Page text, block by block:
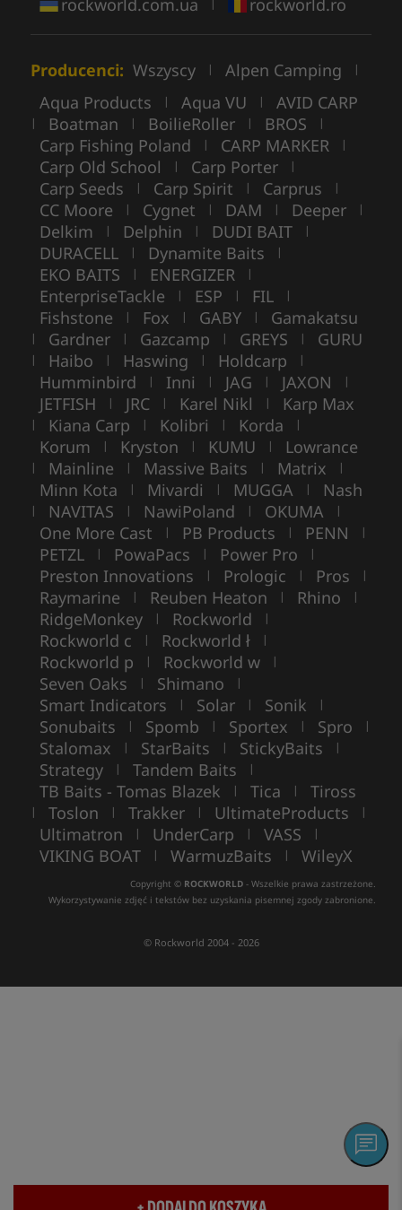
|
Producenci: Wszyscy | Alpen Camping |
Aqua Products | Aqua VU | AVID CARP
| Boatman | BoilieRoller | BROS |
Carp Fishing Poland | CARP MARKER |
Carp Old School | Carp Porter |
Carp Seeds | Carp Spirit | Carprus |
CC Moore | Cygnet | DAM | Deeper |
Delkim | Delphin | DUDI BAIT |
DURACELL | Dynamite Baits |
EKO BAITS | ENERGIZER |
EnterpriseTackle | ESP | FIL |
Fishstone | Fox | GABY | Gamakatsu
| Gardner | Gazcamp | GREYS | GURU
| Haibo | Haswing | Holdcarp |
Humminbird | Inni | JAG | JAXON |
JETFISH | JRC | Karel Nikl | Karp Max
| Kiana Carp | Kolibri | Korda |
Korum | Kryston | KUMU | Lowrance
| Mainline | Massive Baits | Matrix |
Minn Kota | Mivardi | MUGGA | Nash
| NAVITAS | NawiPoland | OKUMA |
One More Cast | PB Products | PENN |
PETZL | PowaPacs | Power Pro |
Preston Innovations | Prologic | Pros |
Raymarine | Reuben Heaton | Rhino |
RidgeMonkey | Rockworld |
Rockworld c | Rockworld ł |
Rockworld p | Rockworld w |
Seven Oaks | Shimano |
Smart Indicators | Solar | Sonik |
Sonubaits | Spomb | Sportex | Spro |
Stalomax | StarBaits | StickyBaits |
Strategy | Tandem Baits |
TB Baits - Tomas Blazek | Tica | Tiross
| Toslon | Trakker | UltimateProducts |
Ultimatron | UnderCarp | VASS |
VIKING BOAT | WarmuzBaits | WileyX
Copyright © ROCKWORLD - Wszelkie prawa zastrzeżone.
Wykorzystywanie zdjęć i tekstów bez uzyskania pisemnej zgody zabronione.
© Rockworld 2004 - 2026